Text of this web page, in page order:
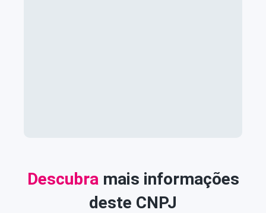
Descubra mais informações
deste CNPJ